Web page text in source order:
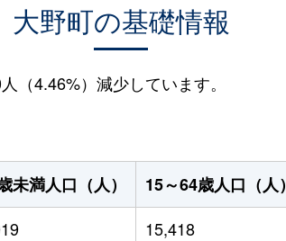
大野町の基礎情報
（4.46%）減少しています。
未満人口（人） 15～64歳人口（人）
15,418